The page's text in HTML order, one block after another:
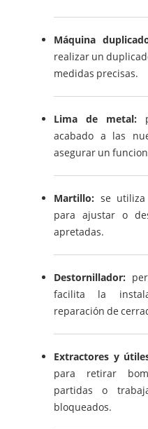
Máquina
realizar un
medidas precisas.
Lima de metal:
acabado a las
asegurar un
Martillo: se
para ajustar o
apretadas.
Destornillador:
facilita la
reparación de
Extractores y
para retirar
partidas o
bloqueados.